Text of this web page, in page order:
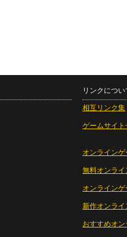
リンクについ
相互リンク集
ゲームサイト
オンラインゲ
無料オンライ
オンライン
新作オンライ
おすすめオ